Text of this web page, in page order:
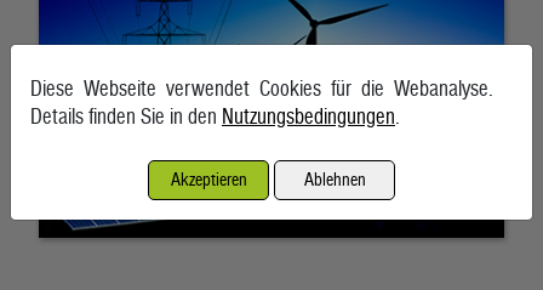
Diese Webseite verwendet Cookies für die Webanalyse.
Details finden Sie in den Nutzungsbedingungen.
Akzeptieren Ablehnen